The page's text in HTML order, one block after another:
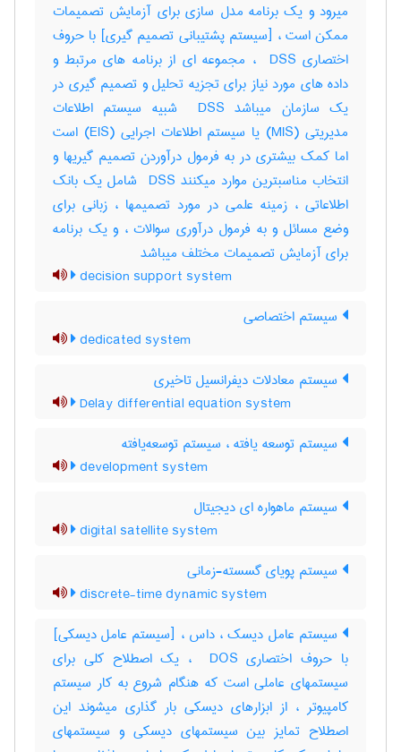
میرود و یک برنامه مدل سازی برای آزمایش تصمیمات
ممکن است ، [سیستم پشتیبانی تصمیم گیری] با حروف
اختصاری ‎ DSS ، مجموعه ای از برنامه های مرتبط و
داده های مورد نیاز برای تجزیه تحلیل و تصمیم گیری در
یک سازمان میباشد ‎ DSS شبیه سیستم اطلاعات
مدیریتی (‎MIS) یا سیستم اطلاعات اجرایی (‎EIS) است
اما کمک بیشتری در به فرمول درآوردن تصمیم گیریها و
انتخاب مناسبترین موارد میکنند ‎ DSS شامل یک بانک
اطلاعاتی ، زمینه علمی در مورد تصمیمها ، زبانی برای
وضع مسائل و به فرمول درآوری سوالات ، و یک برنامه
برای آزمایش تصمیمات مختلف میباشد
decision support system
سیستم اختصاصی
dedicated system
سیستم معادلات دیفرانسیل تاخیری
Delay differential equation system
سیستم توسعه یافته ، سیستم توسعه‌یافته
development system
سیستم ماهواره ای دیجیتال
digital satellite system
سیستم پویای گسسته-زمانی
discrete-time dynamic system
سیستم عامل دیسک ، داس ، [سیستم عامل دیسکی]
با حروف اختصاری ‎ DOS ، یک اصطلاح کلی برای
سیستمهای عاملی است که هنگام شروع به کار سیستم
کامپیوتر ، از ابزارهای دیسکی بار گذاری میشوند این
اصطلاح تمایز بین سیستمهای دیسکی و سیستمهای